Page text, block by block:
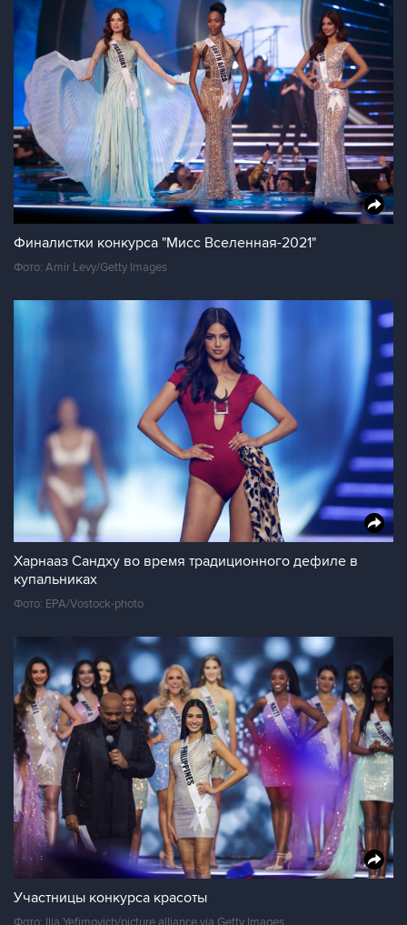
Финалистки конкурса "Мисс Вселенная-2021"
Фото: Amir Levy/Getty Images
Харнааз Сандху во время традиционного дефиле в
купальниках
Фото: EPA/Vostock-photo
Участницы конкурса красоты